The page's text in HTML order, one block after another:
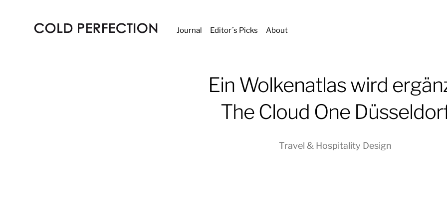
Journal Editor´s Picks About
Ein Wolkenatlas wird
The Cloud One
Travel & Hospitality Design